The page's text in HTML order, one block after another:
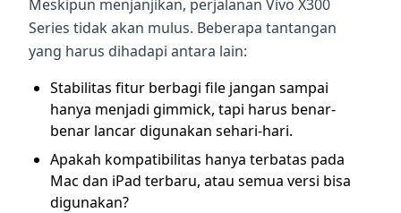
Meskipun menjanjikan, perjalanan Vivo X300
Series tidak akan mulus. Beberapa tantangan
yang harus dihadapi antara lain:
Stabilitas fitur berbagi file jangan sampai
hanya menjadi gimmick, tapi harus benar-
benar lancar digunakan sehari-hari.
Apakah kompatibilitas hanya terbatas pada
Mac dan iPad terbaru, atau semua versi bisa
digunakan?